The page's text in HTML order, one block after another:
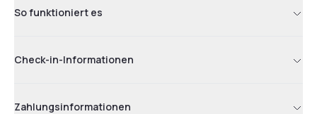
So funktioniert es
Check-in-Informationen
Zahlungsinformationen